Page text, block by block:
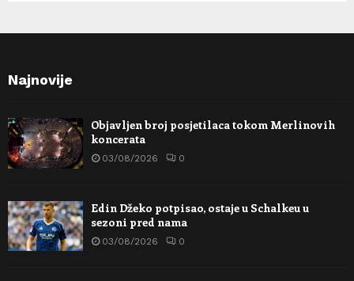
Najnovije
Objavljen broj posjetilaca tokom Merlinovih
koncerata
03/08/2026 0
Edin Džeko potpisao, ostaje u Schalkeu u
sezoni pred nama
03/08/2026 0